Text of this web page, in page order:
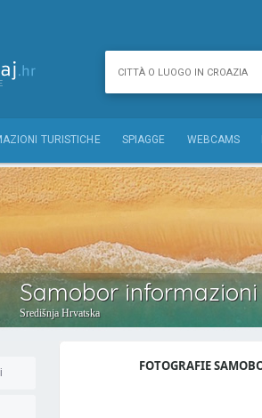
TURISTICHE SPIAGGE WEBCAMS
Samobor
Središnja Hrvatska
FOTOGRAFIE